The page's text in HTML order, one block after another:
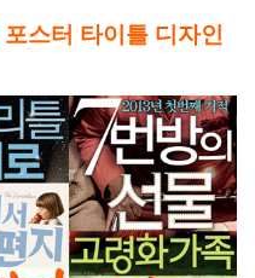
스터 타이틀 디자인